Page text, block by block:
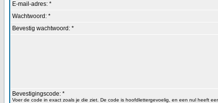
E-mail-adres: *
Wachtwoord: *
Bevestig wachtwoord: *
Bevestigingscode: *
Voer de code in exact zoals je die ziet. De code is hoofdlettergevoelig, en een nul heeft